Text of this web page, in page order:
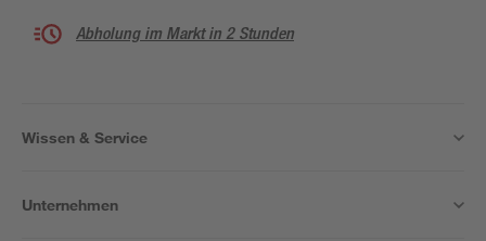
Abholung im Markt in 2 Stunden
Wissen & Service
Unternehmen